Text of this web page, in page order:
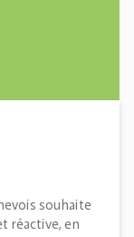
souhaite
réactive, en